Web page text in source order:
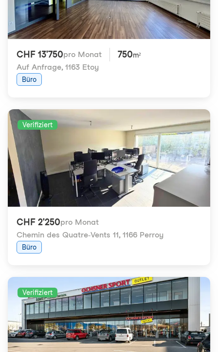
CHF 13'750pro Monat 750m²
Auf Anfrage, 1163 Etoy
Büro
Verifiziert
CHF 2'250pro Monat
Chemin des Quatre-Vents 11, 1166 Perroy
Büro
Verifiziert